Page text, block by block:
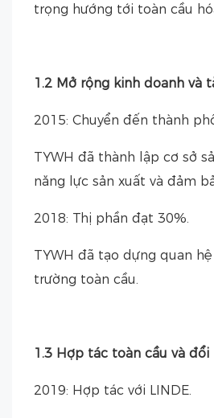
trọng hướng tới toàn cầu
1.2 Mở rộng kinh doanh và
2015: Chuyển đến thành
TYWH đã thành lập cơ sở
năng lực sản xuất và đảm
2018: Thị phần đạt 30%.
TYWH đã tạo dựng quan
trường toàn cầu.
1.3 Hợp tác toàn cầu và
2019: Hợp tác với LINDE.